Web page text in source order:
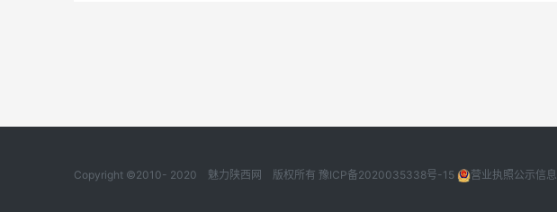
Copyright ©2010- 2020 魅力陕西网 版权所有 豫ICP备2020035338号-15 营业执照公示信息